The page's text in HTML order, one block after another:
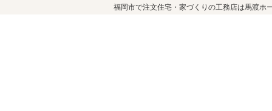
福岡市で注文住宅・家づくりの工務店は馬渡ホ